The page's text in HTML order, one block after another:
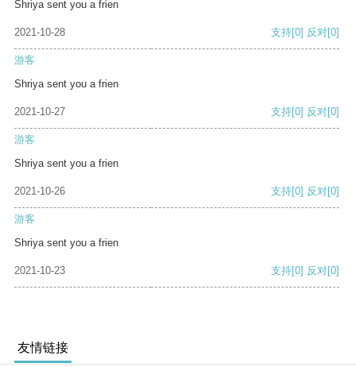
Shriya sent you a frien
2021-10-28 支持[0] 反对[0]
游客
Shriya sent you a frien
2021-10-27 支持[0] 反对[0]
游客
Shriya sent you a frien
2021-10-26 支持[0] 反对[0]
游客
Shriya sent you a frien
2021-10-23 支持[0] 反对[0]
友情链接